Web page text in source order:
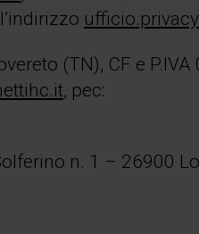
(TN), CF e
, pec:
n. 1 – 26900